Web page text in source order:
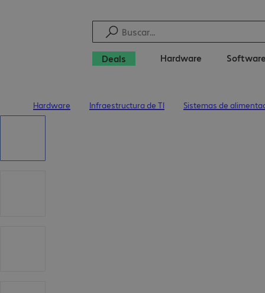
Deals Hardware Software
Hardware Infraestructura de TI Sistemas de